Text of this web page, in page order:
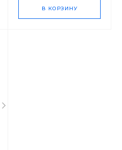
В КОРЗИНУ